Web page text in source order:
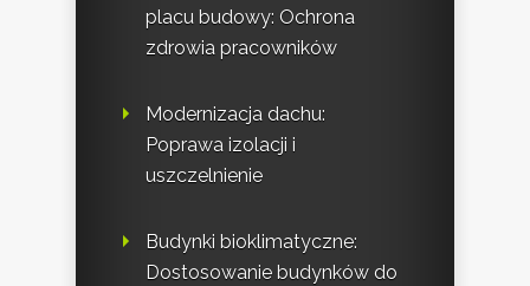
placu budowy: Ochrona
zdrowia pracowników
Modernizacja dachu:
Poprawa izolacji i
uszczelnienie
Budynki bioklimatyczne:
Dostosowanie budynków do